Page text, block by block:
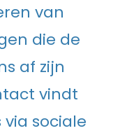
van
die de
af zijn
vindt
sociale